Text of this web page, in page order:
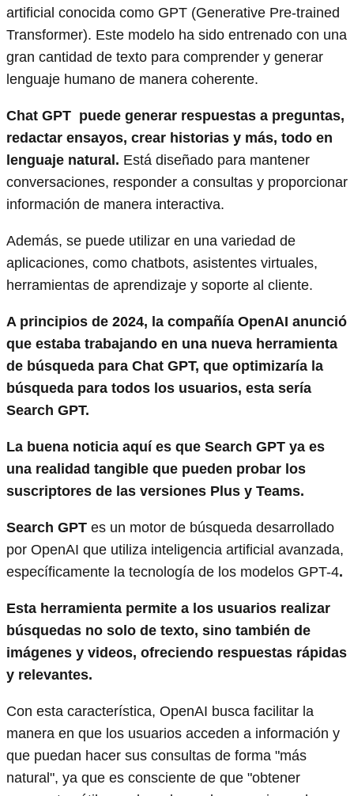
artificial conocida como GPT (Generative Pre-trained
Transformer). Este modelo ha sido entrenado con una
gran cantidad de texto para comprender y generar
lenguaje humano de manera coherente.
Chat GPT puede generar respuestas a preguntas,
redactar ensayos, crear historias y más, todo en
lenguaje natural. Está diseñado para mantener
conversaciones, responder a consultas y proporcionar
información de manera interactiva.
Además, se puede utilizar en una variedad de
aplicaciones, como chatbots, asistentes virtuales,
herramientas de aprendizaje y soporte al cliente.
A principios de 2024, la compañía OpenAI anunció
que estaba trabajando en una nueva herramienta
de búsqueda para Chat GPT, que optimizaría la
búsqueda para todos los usuarios, esta sería
Search GPT.
La buena noticia aquí es que Search GPT ya es
una realidad tangible que pueden probar los
suscriptores de las versiones Plus y Teams.
Search GPT es un motor de búsqueda desarrollado
por OpenAI que utiliza inteligencia artificial avanzada,
específicamente la tecnología de los modelos GPT-4.
Esta herramienta permite a los usuarios realizar
búsquedas no solo de texto, sino también de
imágenes y videos, ofreciendo respuestas rápidas
y relevantes.
Con esta característica, OpenAI busca facilitar la
manera en que los usuarios acceden a información y
que puedan hacer sus consultas de forma "más
natural", ya que es consciente de que "obtener